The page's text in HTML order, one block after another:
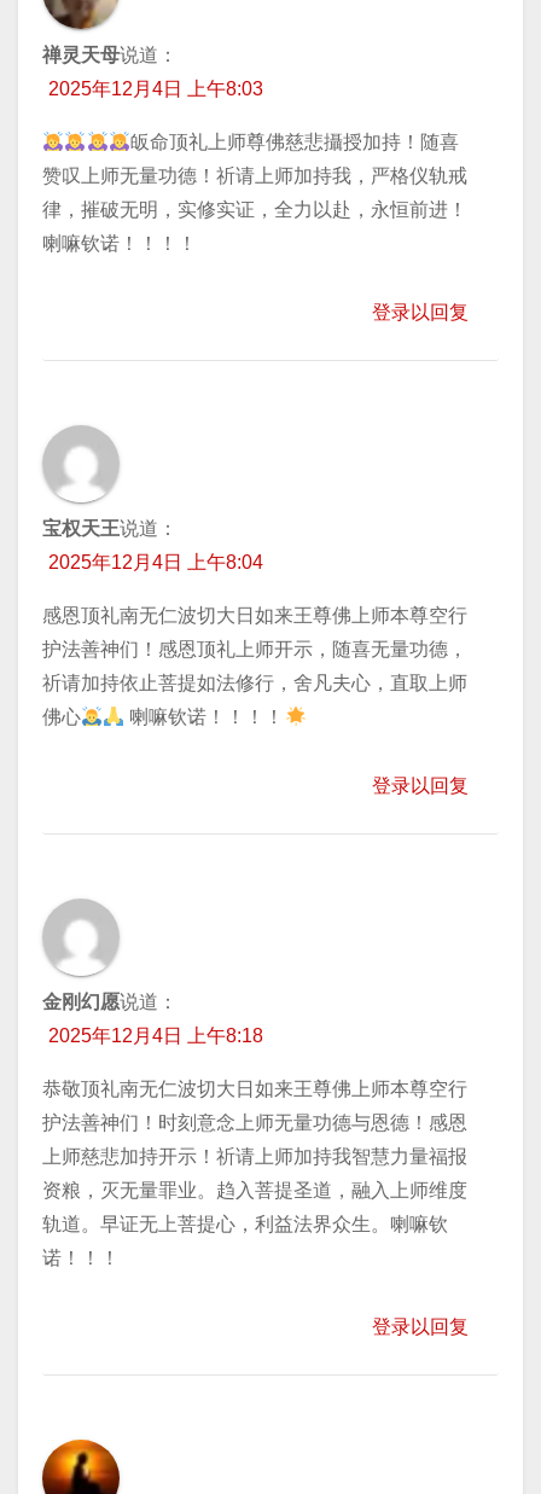
禅灵天母说道：
2025年12月4日 上午8:03
皈命顶礼上师尊佛慈悲攝授加持！随喜
赞叹上师无量功德！祈请上师加持我，严格仪轨戒
律，摧破无明，实修实证，全力以赴，永恒前进！
喇嘛钦诺！！！！
登录以回复
宝权天王说道：
2025年12月4日 上午8:04
感恩顶礼南无仁波切大日如来王尊佛上师本尊空行
护法善神们！感恩顶礼上师开示，随喜无量功德，
祈请加持​依止菩提如法修行，舍凡夫心，直取上师
佛心
喇嘛钦诺！！！！
登录以回复
金刚幻愿说道：
2025年12月4日 上午8:18
恭敬顶礼南无仁波切大日如来王尊佛上师本尊空行
护法善神们！时刻意念上师无量功德与恩德！感恩
上师慈悲加持开示！祈请上师加持我智慧力量福报
资粮，灭无量罪业。趋入菩提圣道，融入上师维度
轨道。早证无上菩提心，利益法界众生。喇嘛钦
诺！！！
登录以回复